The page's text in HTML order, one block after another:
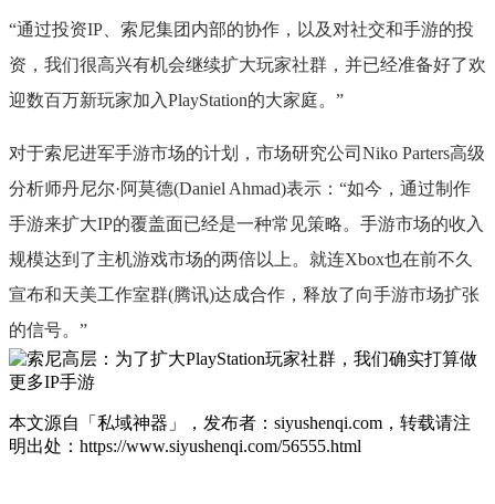
“通过投资IP、索尼集团内部的协作，以及对社交和手游的投
资，我们很高兴有机会继续扩大玩家社群，并已经准备好了欢
迎数百万新玩家加入PlayStation的大家庭。”
对于索尼进军手游市场的计划，市场研究公司Niko Parters高级
分析师丹尼尔·阿莫德(Daniel Ahmad)表示：“如今，通过制作
手游来扩大IP的覆盖面已经是一种常见策略。手游市场的收入
规模达到了主机游戏市场的两倍以上。就连Xbox也在前不久
宣布和天美工作室群(腾讯)达成合作，释放了向手游市场扩张
的信号。”
本文源自「私域神器」，发布者：siyushenqi.com，转载请注
明出处： https://www.siyushenqi.com/56555.html